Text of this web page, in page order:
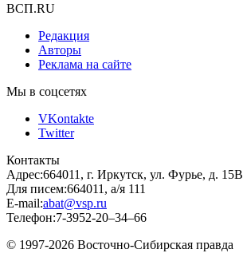
ВСП.RU
Редакция
Авторы
Реклама на сайте
Мы в соцсетях
VKontakte
Twitter
Контакты
Адрес:664011, г. Иркутск, ул. Фурье, д. 15В
Для писем:664011, а/я 111
E-mail:abat@vsp.ru
Телефон:7-3952-20–34–66
© 1997-2026 Восточно-Сибирская правда